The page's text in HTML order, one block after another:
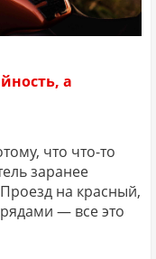
а
что что-то
заранее
на красный,
— все это